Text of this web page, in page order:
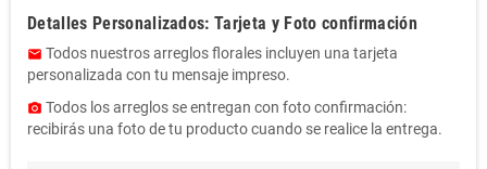
Detalles Personalizados: Tarjeta y Foto confirmación
email Todos nuestros arreglos florales incluyen una tarjeta
personalizada con tu mensaje impreso.
photo_camera Todos los arreglos se entregan con foto confirmación:
recibirás una foto de tu producto cuando se realice la entrega.